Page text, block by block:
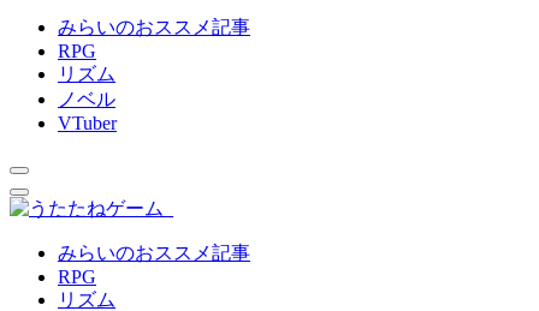
みらいのおススメ記事
RPG
リズム
ノベル
VTuber
みらいのおススメ記事
RPG
リズム